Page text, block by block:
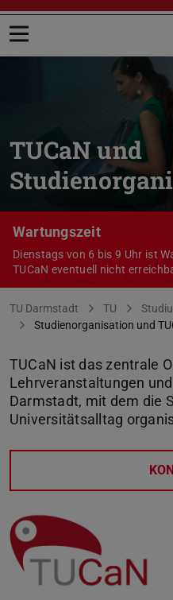
Menü öffnen
TUCaN und
Wartungszeit
Dienstags von 6 bis 9 Uhr ist
TUCaN eventuell nicht
Sie befinden sich hier:
TU Darmstadt TU
Studienorganisation und
TUCaN ist das zentrale
Lehrveranstaltungen
Darmstadt, mit dem die
Universitätsalltag